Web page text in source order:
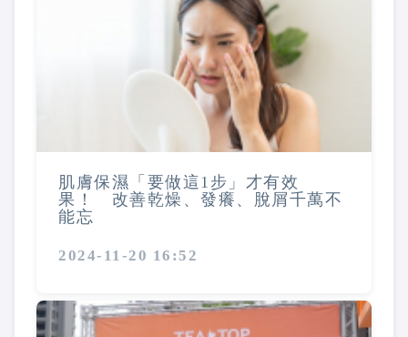
肌膚保濕「要做這1步」才有效
果！ 改善乾燥、發癢、脫屑千萬不
能忘
2024-11-20 16:52